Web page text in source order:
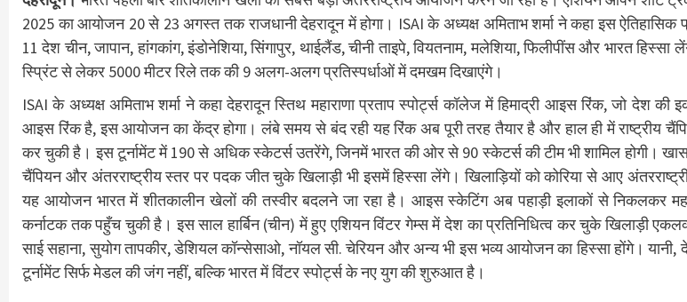
2025 का आयोजन 20 से 23 अगस्त तक राजधानी देहरादून में होगा। ISAI के अध्यक्ष अमिताभ शर्मा ने कहा इस ऐतिहासिक
11 देश चीन, जापान, हांगकांग, इंडोनेशिया, सिंगापुर, थाईलैंड, चीनी ताइपे, वियतनाम, मलेशिया, फिलीपींस और भारत हिस्सा
स्प्रिंट से लेकर 5000 मीटर रिले तक की 9 अलग-अलग प्रतिस्पर्धाओं में दमखम दिखाएंगे।
ISAI के अध्यक्ष अमिताभ शर्मा ने कहा देहरादून स्तिथ महाराणा प्रताप स्पोर्ट्स कॉलेज में हिमाद्री आइस रिंक, जो देश
आइस रिंक है, इस आयोजन का केंद्र होगा। लंबे समय से बंद रही यह रिंक अब पूरी तरह तैयार है और हाल ही में राष्ट्रीय
कर चुकी है। इस टूर्नामेंट में 190 से अधिक स्केटर्स उतरेंगे, जिनमें भारत की ओर से 90 स्केटर्स की टीम भी शामिल होगी। खास
चैंपियन और अंतरराष्ट्रीय स्तर पर पदक जीत चुके खिलाड़ी भी इसमें हिस्सा लेंगे। खिलाड़ियों को कोरिया से आए
यह आयोजन भारत में शीतकालीन खेलों की तस्वीर बदलने जा रहा है। आइस स्केटिंग अब पहाड़ी इलाकों से निकलकर
कर्नाटक तक पहुँच चुकी है। इस साल हार्बिन (चीन) में हुए एशियन विंटर गेम्स में देश का प्रतिनिधित्व कर चुके खिलाड़ी
साई सहाना, सुयोग तापकीर, डेशियल कॉन्सेसाओ, नॉयल सी. चेरियन और अन्य भी इस भव्य आयोजन का हिस्सा होंगे। यानी,
टूर्नामेंट सिर्फ मेडल की जंग नहीं, बल्कि भारत में विंटर स्पोर्ट्स के नए युग की शुरुआत है।